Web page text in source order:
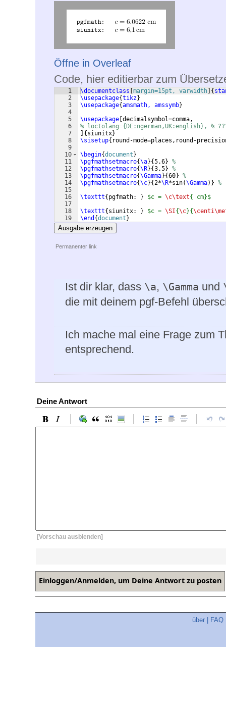
Öffne in Overleaf
Code, hier editierbar zum
1
2
3
4
5
6
7
8
9
10
11
12
13
14
15
16
17
18
19
\documentclass margin=15pt, varwidth {
\usepackage{tikz}
\usepackage{amsmath, amssymb}
\usepackage decimalsymbol=comma,
% loctolang={DE:ngerman,UK:english}, %
{ siunitx}
\sisetup{ round-mode=places,round-
\begin{document }
\pgfmathsetmacro{\a}{5.6} %
\pgfmathsetmacro{\R}{3.5} %
\pgfmathsetmacro{\Gamma}{60} %
\pgfmathsetmacro{\c}{2*\R*sin(\Gamma)} %
\texttt{ pgfmath: } $c = \c\text{ cm}$
\texttt{ siunitx: } $c = \SI{\c}{
\end {document }
Ausgabe erzeugen
Permanenter link
Ist dir klar, dass \a, \Gamma und
die mit deinem pgf-Befehl
Ich mache mal eine Frage zum
entsprechend.
Deine Antwort
[Vorschau ausblenden]
über FAQ